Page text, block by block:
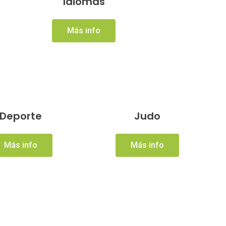
Más info
Deporte
Más info
Judo
Más info